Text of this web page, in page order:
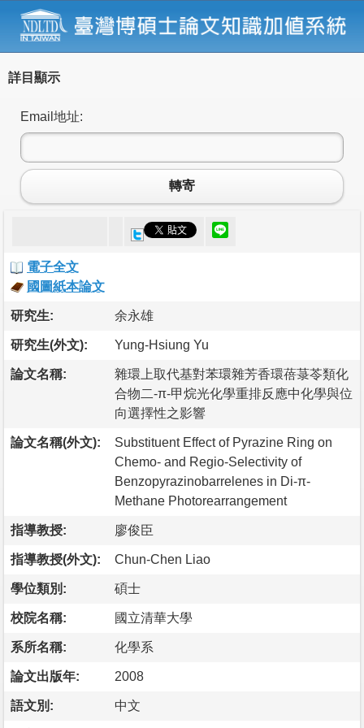
詳目顯示
Email地址:
轉寄
電子全文
國圖紙本論文
研究生: 余永雄
研究生(外文): Yung-Hsiung Yu
論文名稱:
雜環上取代基對苯環雜芳香環蓓菉苓類化
合物二-π-甲烷光化學重排反應中化學與位
向選擇性之影響
論文名稱(外文):
Substituent Effect of Pyrazine Ring on
Chemo- and Regio-Selectivity of
Benzopyrazinobarrelenes in Di-π-
Methane Photorearrangement
指導教授: 廖俊臣
指導教授(外文): Chun-Chen Liao
學位類別: 碩士
校院名稱: 國立清華大學
系所名稱: 化學系
論文出版年: 2008
語文別: 中文